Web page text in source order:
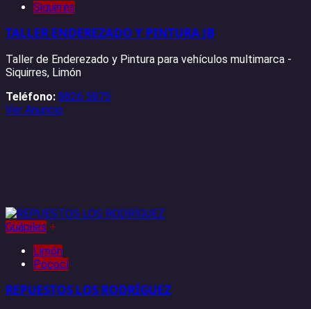
Siquirres
TALLER ENDEREZADO Y PINTURA JB
Taller de Enderezado y Pintura para vehículos multimarca -
Siquirres, Limón
Teléfono: 8826 5875
Ver Anuncio
Guápiles +
Limón
Pococí
REPUESTOS LOS RODRÍGUEZ